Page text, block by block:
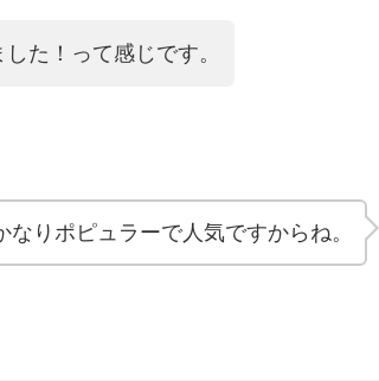
た！って感じです。
りポピュラーで人気ですからね。